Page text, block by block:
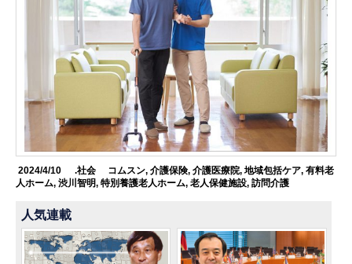
2024/4/10 .社会 コムスン, 介護保険, 介護医療院, 地域包括ケア, 有料老
人ホーム,渋川智明,特別養護老人ホーム,老人保健施設,訪問介護
人気連載